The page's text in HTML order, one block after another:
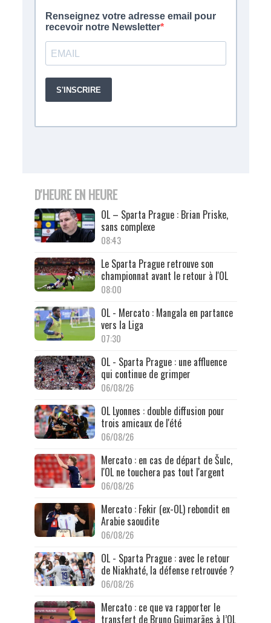
D'HEURE EN HEURE
OL – Sparta Prague : Brian Priske,
sans complexe
08:43
Le Sparta Prague retrouve son
championnat avant le retour à l'OL
08:00
OL - Mercato : Mangala en partance
vers la Liga
07:30
OL - Sparta Prague : une affluence
qui continue de grimper
06/08/26
OL Lyonnes : double diffusion pour
trois amicaux de l'été
06/08/26
Mercato : en cas de départ de Šulc,
l'OL ne touchera pas tout l'argent
06/08/26
Mercato : Fekir (ex-OL) rebondit en
Arabie saoudite
06/08/26
OL - Sparta Prague : avec le retour
de Niakhaté, la défense retrouvée ?
06/08/26
Mercato : ce que va rapporter le
transfert de Bruno Guimarães à l’OL